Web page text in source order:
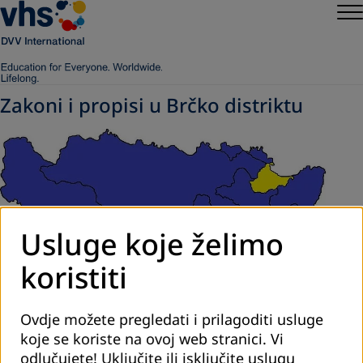
Zakoni i propisi u Brčko distriktu
Usluge koje želimo
koristiti
Ovdje možete pregledati i prilagoditi usluge
koje se koriste na ovoj web stranici. Vi